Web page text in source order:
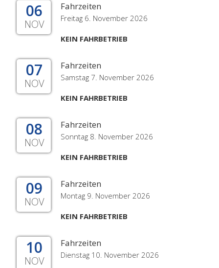
06
NOV
Fahrzeiten
Freitag 6. November 2026
KEIN FAHRBETRIEB
07
NOV
Fahrzeiten
Samstag 7. November 2026
KEIN FAHRBETRIEB
08
NOV
Fahrzeiten
Sonntag 8. November 2026
KEIN FAHRBETRIEB
09
NOV
Fahrzeiten
Montag 9. November 2026
KEIN FAHRBETRIEB
10
NOV
Fahrzeiten
Dienstag 10. November 2026